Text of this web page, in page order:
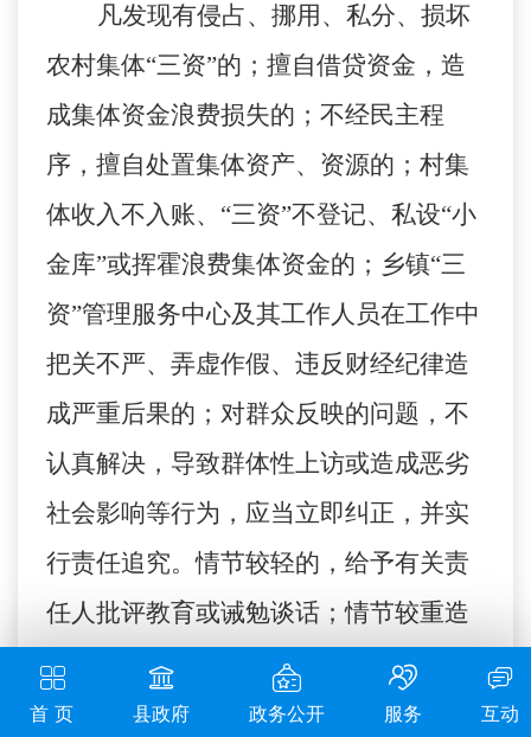
首 页 县政府 政务公开 服务 互动
凡发现有侵占、挪用、私分、损坏
农村集体“三资”的；擅自借贷资金，造
成集体资金浪费损失的；不经民主程
序，擅自处置集体资产、资源的；村集
体收入不入账、“三资”不登记、私设“小
金库”或挥霍浪费集体资金的；乡镇“三
资”管理服务中心及其工作人员在工作中
把关不严、弄虚作假、违反财经纪律造
成严重后果的；对群众反映的问题，不
认真解决，导致群体性上访或造成恶劣
社会影响等行为，应当立即纠正，并实
行责任追究。情节较轻的，给予有关责
任人批评教育或诫勉谈话；情节较重造
成不良影响的，给予党纪政纪处分；构
成犯罪的，依法追究其刑事责任。